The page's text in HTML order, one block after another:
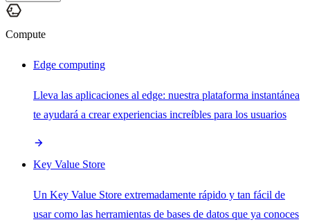
Compute
Edge computing
Lleva las aplicaciones al edge: nuestra plataforma instantánea
te ayudará a crear experiencias increíbles para los usuarios
Key Value Store
Un Key Value Store extremadamente rápido y tan fácil de
usar como las herramientas de bases de datos que ya conoces